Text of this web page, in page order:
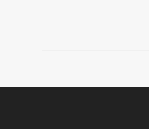
SUBSTANCE DISPONIBLE: